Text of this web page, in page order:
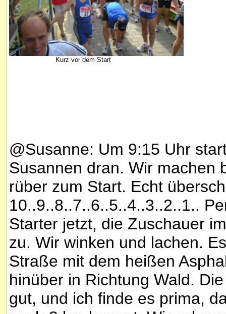
Kurz vor dem Start
@Susanne: Um 9:15 Uhr
Susannen dran. Wir machen
rüber zum Start. Echt
10..9..8..7..6..5..4..3..2..1..
Starter jetzt, die Zuschauer
zu. Wir winken und lachen.
Straße mit dem heißen
hinüber in Richtung Wald.
gut, und ich finde es prima,